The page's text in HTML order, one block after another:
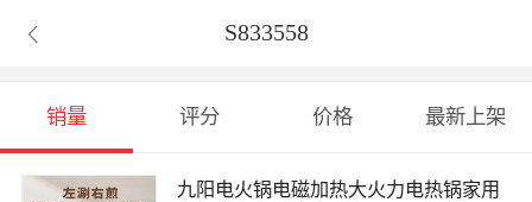
 S833558
销量 评分 价格 最新上架
九阳电火锅电磁加热大火力电热锅家用